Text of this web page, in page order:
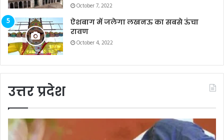
October 7, 2022
ऐशबाग में जलेगा लखनऊ का सबसे ऊंचा
रावण
October 4, 2022
उत्तर प्रदेश